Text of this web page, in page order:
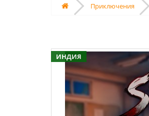
Приключения
ИНДИЯ